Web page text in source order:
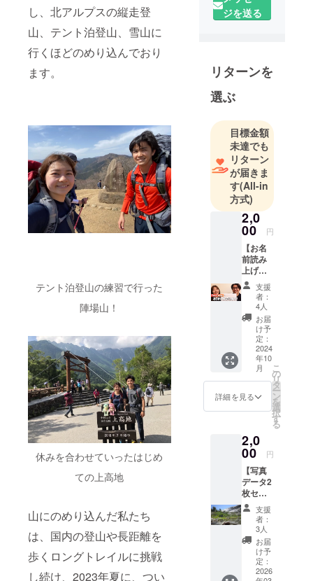
し、北アルプスの縦走登
山、テント泊登山、雪山に
行くほどのめり込んでおり
ます。
テント泊登山の練習で行った
陣場山！
休みを合わせていったはじめ
ての上高地
山にのめり込んだ私たち
は、国内の登山や長距離を
歩くロングトレイルに挑戦
し続け、2023年夏に、つい
「装備を軽
量シンプル
くへ歩く」
UL（ウルト
ラライト）
の思想に出
会い、北ア
ルプス縦走
やテント泊
登山にハマ
る。その後
みちのく潮
風トレイル
やあまとみ
トレイルな
どの各地の
トレイルを
楽しみなが
ら、憧れに
なったアメ
リカのジョ
ンミューア
トレイルに
2024年10月
末より1年間
仕事を休職
し、ニュー
ジーランド
3,000kmテ・
アラロアな
ど世界のロ
ングトレイ
ジを送る
リターンを
選ぶ
目標金額
未達でも
リターン
が届きま
す(All-in
方式)
2,0
00 円
【お名
前読み
上げ】
Youtub
e「ヨツ
ヤヤマ
ノボリ2
号」で
支援者
様のお
名前を
読み上
げさせ
ていた
だくの
amで支
援者様
の名前
を記載
させて
いただ
きま
す！ 支
援時、
必ず備
考欄に
希望さ
れるお
支援
者：
4人
お届
け予
定：
2024
年10
月
詳細を見る
こ
の
リ
タ
ー
ン
を
選
択
す
る
2,0
00 円
【写真
データ2
枚セッ
ト】
テ・ア
ラロア
や海外
トレイ
ルで撮
影した
支援
者：
3人
お届
け予
定：
2026